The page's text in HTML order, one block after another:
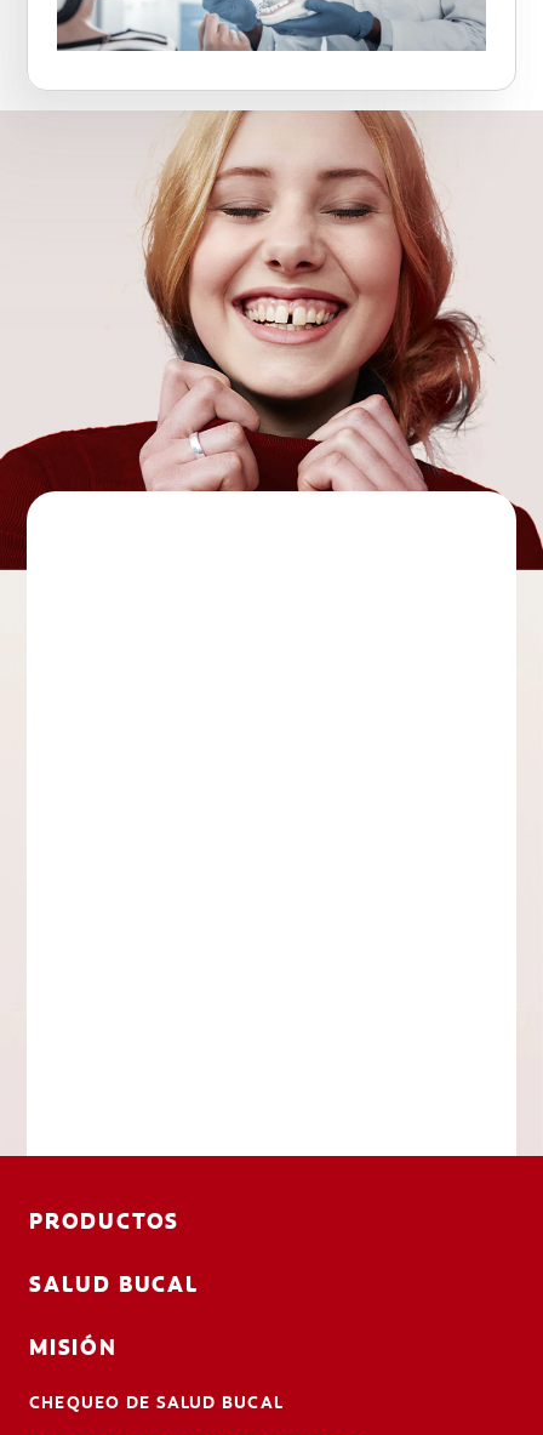
PRODUCTOS
SALUD BUCAL
MISIÓN
CHEQUEO DE SALUD BUCAL